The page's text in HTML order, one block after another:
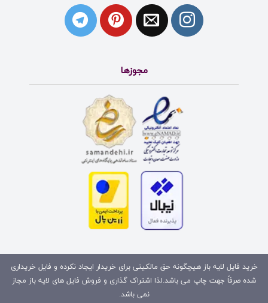
مجوزها
خرید فایل لایه باز هیچگونه حق مالکیتی برای خریدار ایجاد نکرده و فایل خریداری
شده صرفاً جهت چاپ می باشد.لذا اشتراک گذاری و فروش فایل های لایه باز مجاز
نمی باشد.